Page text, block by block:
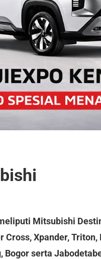
Mitsubishi
Cross, Xpander, Triton,
Bogor serta